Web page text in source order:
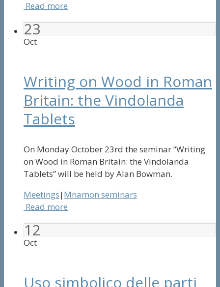
Read more
23
Oct
Writing on Wood in Roman
Britain: the Vindolanda
Tablets
On Monday October 23rd the seminar “Writing
on Wood in Roman Britain: the Vindolanda
Tablets” will be held by Alan Bowman.
Meetings|Mnamon seminars
Read more
12
Oct
Uso simbolico delle parti